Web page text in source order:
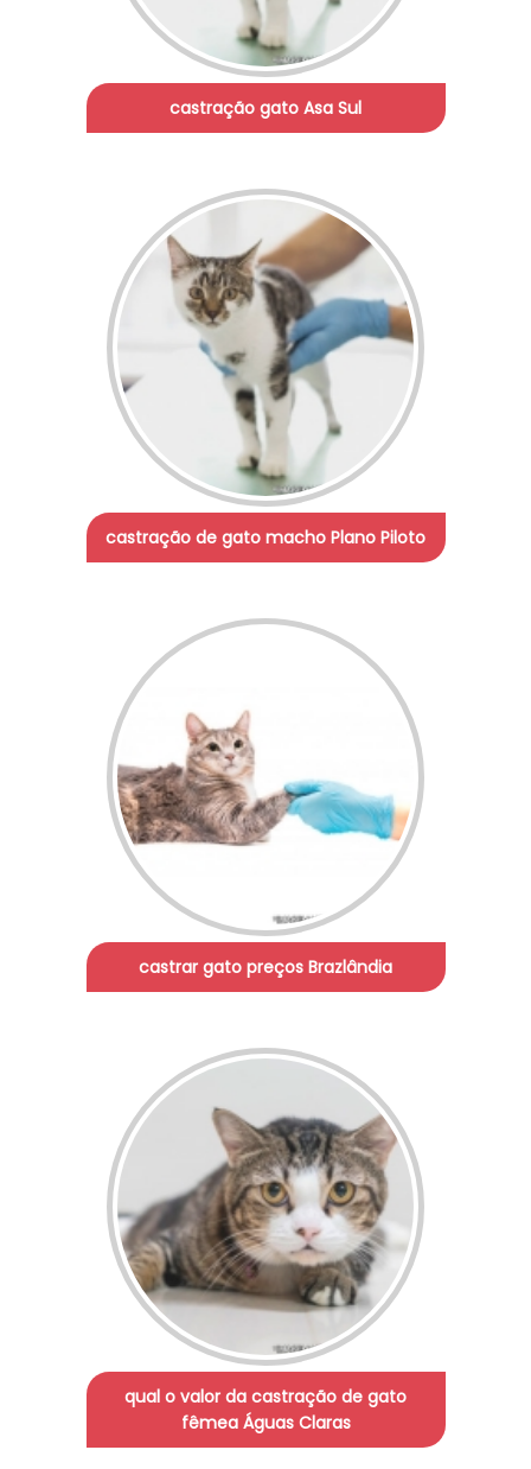
castração gato Asa Sul
castração de gato macho Plano Piloto
castrar gato preços Brazlândia
qual o valor da castração de gato
fêmea Águas Claras